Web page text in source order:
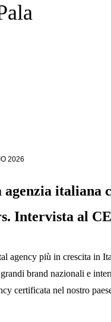
2026
agenzia italiana
Intervista al
agency più in crescita in
brand nazionali e
certificata nel nostro